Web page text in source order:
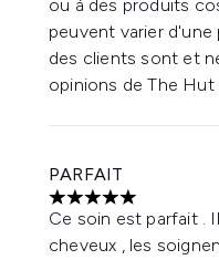
ou à des produits
peuvent varier d'une
des clients sont et
opinions de The Hut
PARFAIT
5 étoiles sur un
Ce soin est parfait .
cheveux , les